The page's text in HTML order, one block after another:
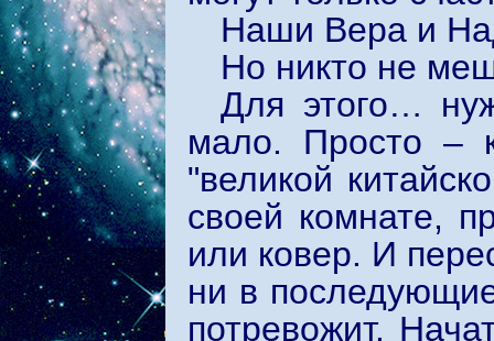
Наши Вера и
Но никто не
Для этого…
мало. Просто –
"великой
своей комнате,
или ковер. И
ни в
потревожит.